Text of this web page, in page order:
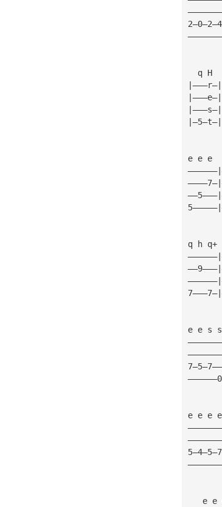
q H
e e e
q h
e e s
e e e
e e